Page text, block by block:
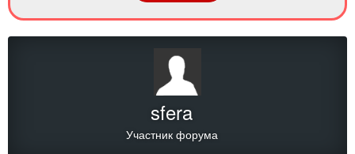
sfera
Участник форума